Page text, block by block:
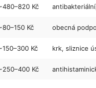
Kč
Kč obecná
Kč krk, sliznice
Kč